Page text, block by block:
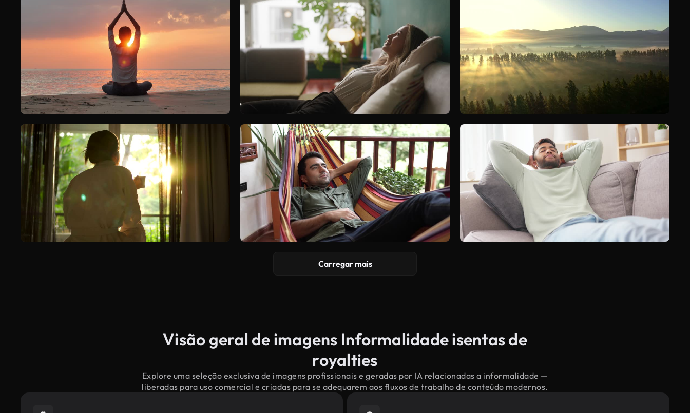
Carregar mais
Visão geral de imagens Informalidade isentas de
royalties
Explore uma seleção exclusiva de imagens profissionais e geradas por IA relacionadas a informalidade —
liberadas para uso comercial e criadas para se adequarem aos fluxos de trabalho de conteúdo modernos.